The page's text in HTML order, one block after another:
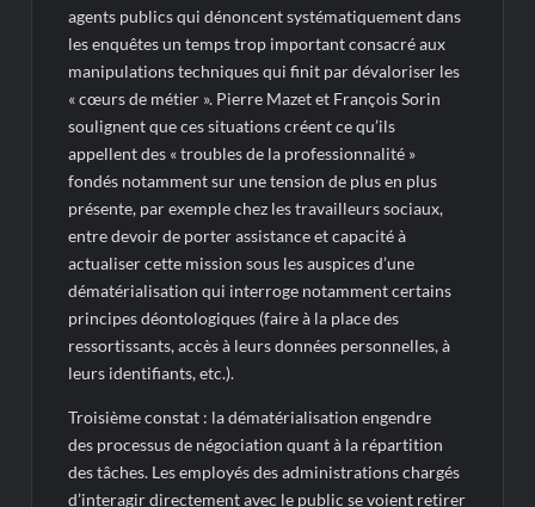
agents publics qui dénoncent systématiquement dans
les enquêtes un temps trop important consacré aux
manipulations techniques qui finit par dévaloriser les
« cœurs de métier ». Pierre Mazet et François Sorin
soulignent que ces situations créent ce qu’ils
appellent des « troubles de la professionnalité »
fondés notamment sur une tension de plus en plus
présente, par exemple chez les travailleurs sociaux,
entre devoir de porter assistance et capacité à
actualiser cette mission sous les auspices d’une
dématérialisation qui interroge notamment certains
principes déontologiques (faire à la place des
ressortissants, accès à leurs données personnelles, à
leurs identifiants, etc.).
Troisième constat : la dématérialisation engendre
des processus de négociation quant à la répartition
des tâches. Les employés des administrations chargés
d’interagir directement avec le public se voient retirer